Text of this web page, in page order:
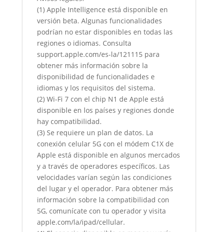
(1) Apple Intelligence está disponible en
versión beta. Algunas funcionalidades
podrían no estar disponibles en todas las
regiones o idiomas. Consulta
support.apple.com/es-la/121115 para
obtener más información sobre la
disponibilidad de funcionalidades e
idiomas y los requisitos del sistema.
(2) Wi-Fi 7 con el chip N1 de Apple está
disponible en los países y regiones donde
hay compatibilidad.
(3) Se requiere un plan de datos. La
conexión celular 5G con el módem C1X de
Apple está disponible en algunos mercados
y a través de operadores específicos. Las
velocidades varían según las condiciones
del lugar y el operador. Para obtener más
información sobre la compatibilidad con
5G, comunícate con tu operador y visita
apple.com/la/ipad/cellular.